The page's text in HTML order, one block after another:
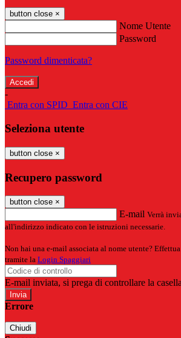
button close ×
Nome Utente
Password
Password dimenticata?
-
Entra con SPID Entra con CIE
Seleziona utente
button close ×
Recupero password
button close ×
E-mail Verrà
all'indirizzo indicato con le istruzioni necessarie.
Non hai una e-mail associata al nome utente?
tramite la Login Spaggiari
E-mail inviata, si prega di controllare la
Errore
Chiudi